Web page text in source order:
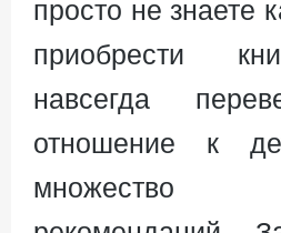
просто не знаете
приобрести
навсегда
отношение к
множество